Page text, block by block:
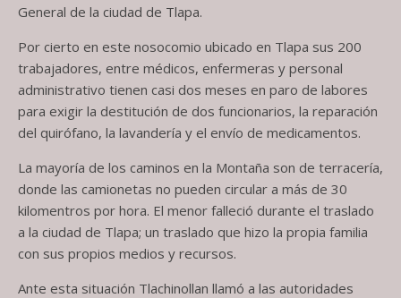
General de la ciudad de Tlapa.
Por cierto en este nosocomio ubicado en Tlapa sus 200
trabajadores, entre médicos, enfermeras y personal
administrativo tienen casi dos meses en paro de labores
para exigir la destitución de dos funcionarios, la reparación
del quirófano, la lavandería y el envío de medicamentos.
La mayoría de los caminos en la Montaña son de terracería,
donde las camionetas no pueden circular a más de 30
kilomentros por hora. El menor falleció durante el traslado
a la ciudad de Tlapa; un traslado que hizo la propia familia
con sus propios medios y recursos.
Ante esta situación Tlachinollan llamó a las autoridades